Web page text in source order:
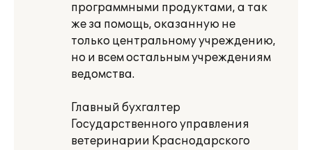
программными продуктами, а так
же за помощь, оказанную не
только центральному учреждению,
но и всем остальным учреждениям
ведомства.
Главный бухгалтер
Государственного управления
ветеринарии Краснодарского